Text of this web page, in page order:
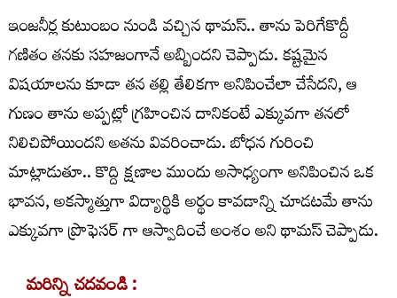
ఇంజనీర్ల కుటుంబం నుండి వచ్చిన థామస్.. తాను పెరిగేకొద్దీ
గణితం తనకు సహజంగానే అబ్బిందని చెప్పాడు. కష్టమైన
విషయాలను కూడా తన తల్లి తేలికగా అనిపించేలా చేసేదని, ఆ
గుణం తాను అప్పట్లో గ్రహించిన దానికంటే ఎక్కువగా తనలో
నిలిచిపోయిందని అతను వివరించాడు. బోధన గురించి
మాట్లాడుతూ.. కొద్ది క్షణాల ముందు అసాధ్యంగా అనిపించిన ఒక
భావన, అకస్మాత్తుగా విద్యార్థికి అర్థం కావడాన్ని చూడటమే తాను
ఎక్కువగా ప్రొఫెసర్ గా ఆస్వాదించే అంశం అని థామస్ చెప్పాడు.
మరిన్ని చదవండి :